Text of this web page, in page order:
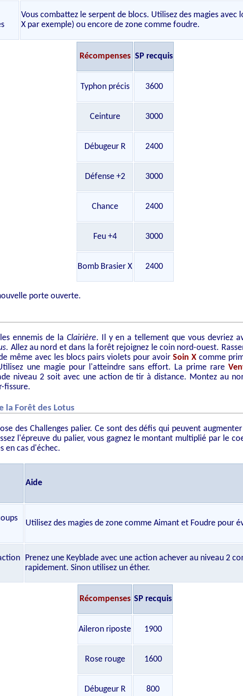
Vous combattez le serpent de blocs. Utilisez des magies avec
X par exemple) ou encore de zone comme foudre.
Récompenses SP recquis
Typhon précis 3600
Ceinture 3000
Débugeur R 2400
Défense +2 3000
Chance 2400
Feu +4 3000
Bomb Brasier X 2400
porte ouverte.
ennemis de la Clairière. Il y en a tellement que vous devriez
. Allez au nord et dans la forêt rejoignez le coin nord-ouest.
même avec les blocs pairs violets pour avoir Soin X comme
une magie pour l'atteindre sans effort. La prime rare
niveau 2 soit avec une action de tir à distance. Montez au
fissure.
la Forêt des Lotus
des Challenges palier. Ce sont des défis qui peuvent
l'épreuve du palier, vous gagnez le montant multiplié par le
en cas d'échec.
Aide
Utilisez des magies de zone comme Aimant et Foudre pour
Prenez une Keyblade avec une action achever au niveau 2
rapidement. Sinon utilisez un éther.
Récompenses SP recquis
Aileron riposte 1900
Rose rouge 1600
Débugeur R 800